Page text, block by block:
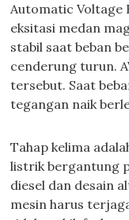
Automatic Voltage
eksitasi medan
stabil saat beban
cenderung turun.
tersebut. Saat
tegangan naik
Tahap kelima
listrik bergantung
diesel dan desain
mesin harus